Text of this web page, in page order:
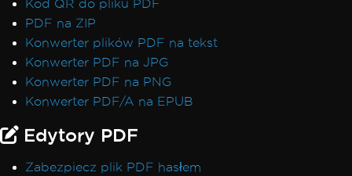
Kod QR do pliku PDF
PDF na ZIP
Konwerter plików PDF na tekst
Konwerter PDF na JPG
Konwerter PDF na PNG
Konwerter PDF/A na EPUB
Edytory PDF
Zabezpiecz plik PDF hasłem